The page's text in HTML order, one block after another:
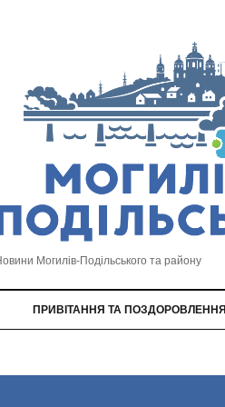
Могилів-Подільського та району
ПРИВІТАННЯ ТА ПОЗДОРОВЛЕННЯ